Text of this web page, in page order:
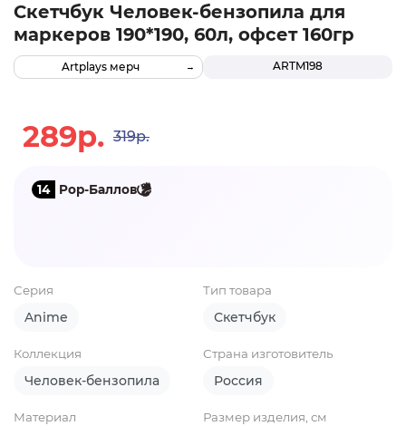
Скетчбук Человек-бензопила для
маркеров 190*190, 60л, офсет 160гр
ARTM198
Artplays мерч
289р. 319р.
14 Pop-Баллов
Серия
Anime
Тип товара
Скетчбук
Коллекция
Человек-бензопила
Страна изготовитель
Россия
Материал Размер изделия, см